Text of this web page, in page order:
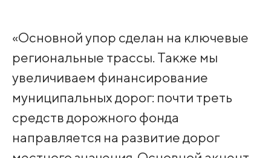
«Основной упор сделан на ключевые
региональные трассы. Также мы
увеличиваем финансирование
муниципальных дорог: почти треть
средств дорожного фонда
направляется на развитие дорог